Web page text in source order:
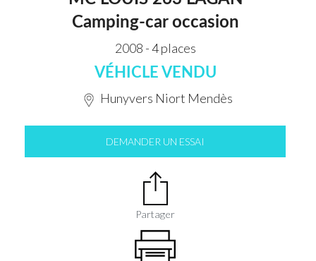
Camping-car occasion
2008 - 4 places
VÉHICLE VENDU
Hunyvers Niort Mendès
DEMANDER UN ESSAI
Partager